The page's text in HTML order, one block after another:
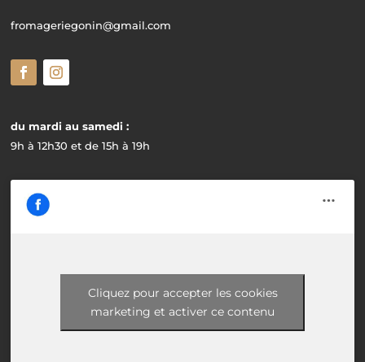
fromageriegonin@gmail.com
du mardi au samedi :
9h à 12h30 et de 15h à 19h
Cliquez pour accepter les cookies
marketing et activer ce contenu